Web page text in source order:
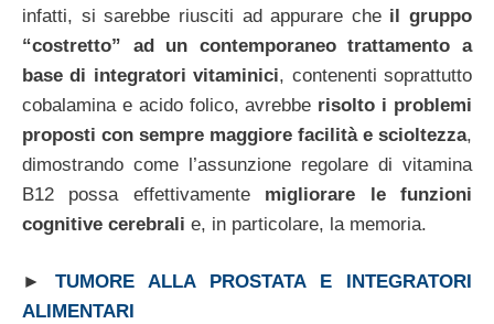
infatti, si sarebbe riusciti ad appurare che il gruppo
“costretto” ad un contemporaneo trattamento a
base di integratori vitaminici, contenenti soprattutto
cobalamina e acido folico, avrebbe risolto i problemi
proposti con sempre maggiore facilità e scioltezza,
dimostrando come l’assunzione regolare di vitamina
B12 possa effettivamente migliorare le funzioni
cognitive cerebrali e, in particolare, la memoria.
► TUMORE ALLA PROSTATA E INTEGRATORI
ALIMENTARI